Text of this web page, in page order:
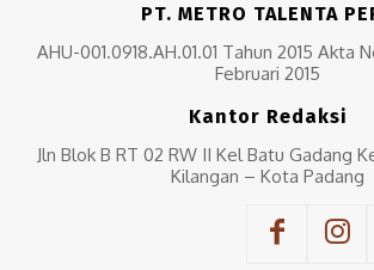
PT. METRO TALENTA
AHU-001.0918.AH.01.01 Tahun 2015 Akta
Februari 2015
Kantor Redaksi
Jln Blok B RT 02 RW II Kel Batu Gadang
Kilangan – Kota Padang